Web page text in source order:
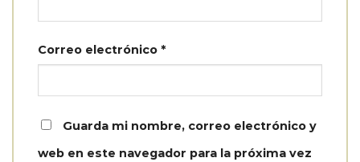
Correo electrónico *
Guarda mi nombre, correo electrónico y
web en este navegador para la próxima vez